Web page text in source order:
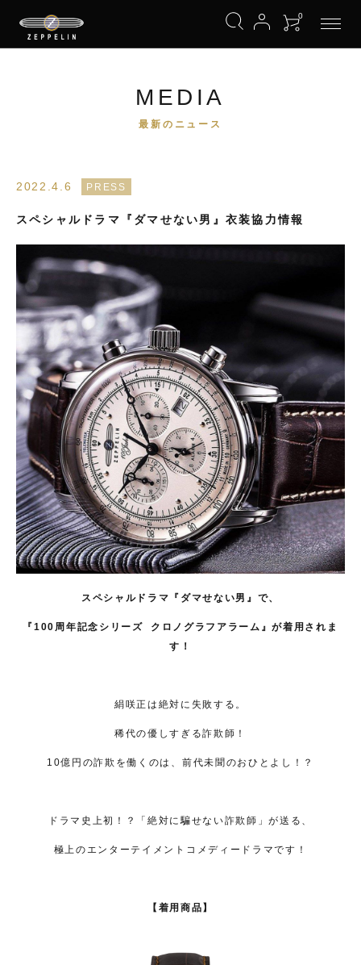
0
MEDIA
最新のニュース
2022.4.6 PRESS
スペシャルドラマ『ダマせない男』衣装協力情報
スペシャルドラマ『ダマせない男』で、
『100周年記念シリーズ クロノグラフアラーム』が着用されま
す！
絹咲正は絶対に失敗する。
稀代の優しすぎる詐欺師！
10億円の詐欺を働くのは、前代未聞のおひとよし！？
ドラマ史上初！？「絶対に騙せない詐欺師」が送る、
極上のエンターテイメントコメディードラマです！
【着用商品】